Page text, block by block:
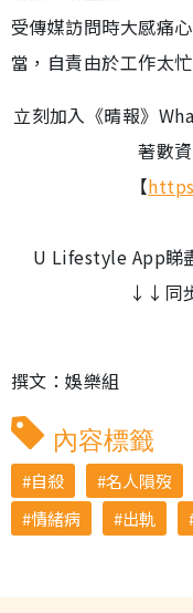
受傳媒訪問時大感痛
當，自責由於工作太
立刻加入《晴報》
著數
【
U Lifestyle App睇
↓↓同
撰文：娛樂組
內容標籤
自殺 名人隕歿
情緒病
出軌